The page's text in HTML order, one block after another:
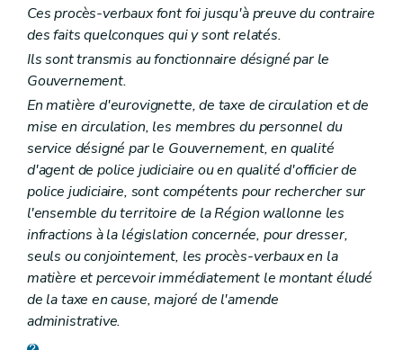
Ces procès-verbaux font foi jusqu'à preuve du contraire
des faits quelconques qui y sont relatés.
Ils sont transmis au fonctionnaire désigné par le
Gouvernement.
En matière d'eurovignette, de taxe de circulation et de
mise en circulation, les membres du personnel du
service désigné par le Gouvernement, en qualité
d'agent de police judiciaire ou en qualité d'officier de
police judiciaire, sont compétents pour rechercher sur
l'ensemble du territoire de la Région wallonne les
infractions à la législation concernée, pour dresser,
seuls ou conjointement, les procès-verbaux en la
matière et percevoir immédiatement le montant éludé
de la taxe en cause, majoré de l'amende
administrative.